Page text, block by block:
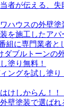
者が伝える、失
ハウスの外壁塗
を施工したアパ
組に専門業者と
ダブルトーンの
塗り無料！
ングを試し塗
けしからん！！
壁塗装で選ば